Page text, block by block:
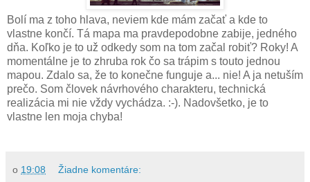
Bolí ma z toho hlava, neviem kde mám začať a kde to
vlastne končí. Tá mapa ma pravdepodobne zabije, jedného
dňa. Koľko je to už odkedy som na tom začal robiť? Roky! A
momentálne je to zhruba rok čo sa trápim s touto jednou
mapou. Zdalo sa, že to konečne funguje a... nie! A ja netuším
prečo. Som človek návrhového charakteru, technická
realizácia mi nie vždy vychádza. :-). Nadovšetko, je to
vlastne len moja chyba!
o 19:08 Žiadne komentáre: